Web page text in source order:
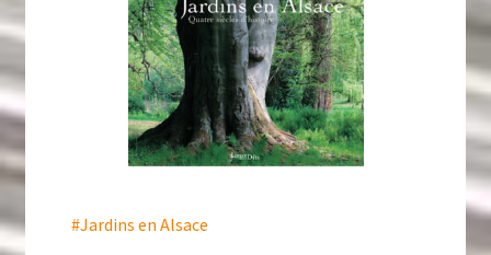
#Jardins en Alsace